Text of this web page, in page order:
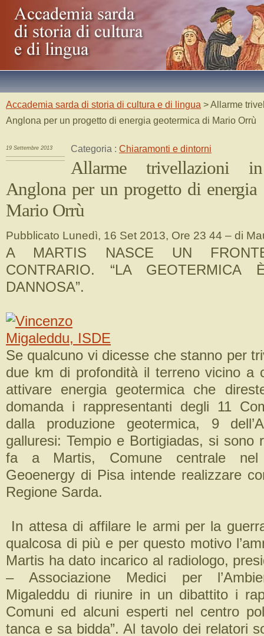
Accademia sarda di storia di cultura e di lingua > Allarme
Anglona per un progetto di energia geotermica di Mario Orrù
19 Settembre 2013 Categoria : Chiaramonti e dintorni
Allarme trivellazioni
Anglona per un progetto di energia
Mario Orrù
Pubblicato Lunedì, 16 Set 2013, Ore 23 44 – di
A MARTIS NASCE UN
CONTRARIO. “LA
DANNOSA”.
Se qualcuno vi dicesse che stanno per
due km di profondità il terreno vicino a
attivare energia geotermica che
domanda i rappresentanti degli 11
dalla produzione geotermica, 9
galluresi: Tempio e Bortigiadas, si sono
fa a Martis, Comune centrale nel
Geoenergy di Pisa intende realizzare
Regione Sarda.
In attesa di affilare le armi per la
qualcosa di più e per questo motivo
Martis ha dato incarico al radiologo,
– Associazione Medici per
Migaleddu di riunire in un dibattito i
Comuni ed alcuni esperti nel centro
tanca e sa bidda”. Al tavolo dei relatori